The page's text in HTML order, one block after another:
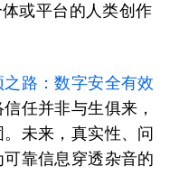
或平台的人类创作
之路：数字安全有效
任并非与生俱来，
未来，真实性、问
靠信息穿透杂音的